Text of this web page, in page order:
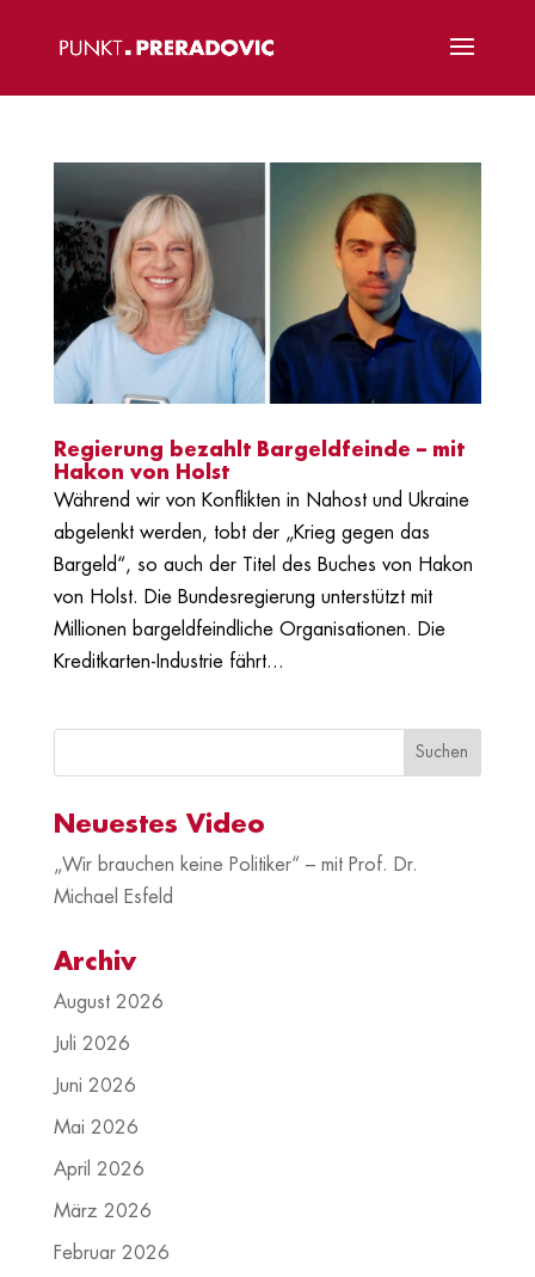
Regierung bezahlt Bargeldfeinde – mit
Hakon von Holst
Während wir von Konflikten in Nahost und Ukraine
abgelenkt werden, tobt der „Krieg gegen das
Bargeld“, so auch der Titel des Buches von Hakon
von Holst. Die Bundesregierung unterstützt mit
Millionen bargeldfeindliche Organisationen. Die
Kreditkarten-Industrie fährt...
Neuestes Video
„Wir brauchen keine Politiker“ – mit Prof. Dr.
Michael Esfeld
Archiv
August 2026
Juli 2026
Juni 2026
Mai 2026
April 2026
März 2026
Februar 2026